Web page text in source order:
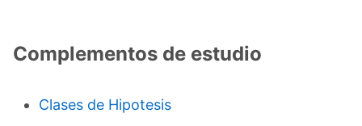
Complementos de estudio
Clases de Hipotesis